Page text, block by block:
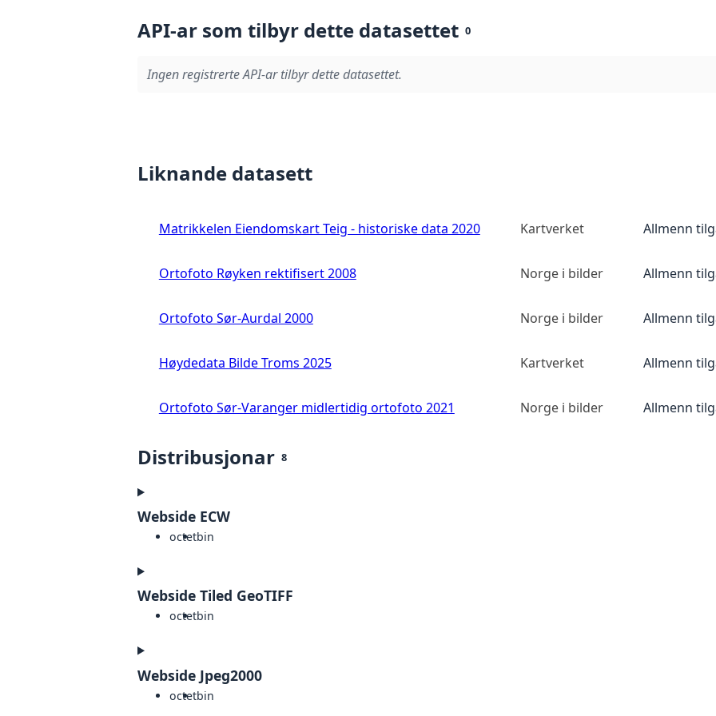
API-ar som tilbyr dette datasettet 0
Ingen registrerte API-ar tilbyr dette datasettet.
Liknande datasett
Matrikkelen Eiendomskart Teig - historiske data 2020 Kartverket Allmenn
Ortofoto Røyken rektifisert 2008 Norge i bilder Allmenn
Ortofoto Sør-Aurdal 2000 Norge i bilder Allmenn
Høydedata Bilde Troms 2025 Kartverket Allmenn
Ortofoto Sør-Varanger midlertidig ortofoto 2021 Norge i bilder Allmenn
Distribusjonar 8
Webside ECW
octetbin
Webside Tiled GeoTIFF
octetbin
Webside Jpeg2000
octetbin